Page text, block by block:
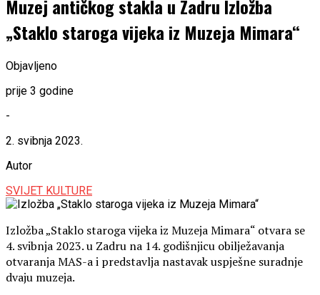
Muzej antičkog stakla u Zadru Izložba
„Staklo staroga vijeka iz Muzeja Mimara“
Objavljeno
prije 3 godine
-
2. svibnja 2023.
Autor
SVIJET KULTURE
Izložba „Staklo staroga vijeka iz Muzeja Mimara“ otvara se
4. svibnja 2023. u Zadru na 14. godišnjicu obilježavanja
otvaranja MAS-a i predstavlja nastavak uspješne suradnje
dvaju muzeja.